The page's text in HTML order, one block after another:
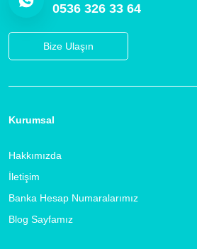
0536 326 33 64
Bize Ulaşın
Kurumsal
Hakkımızda
İletişim
Banka Hesap Numaralarımız
Blog Sayfamız